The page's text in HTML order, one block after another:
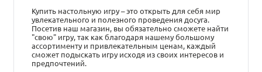
Купить настольную игру – это открыть для себя мир
увлекательного и полезного проведения досуга.
Посетив наш магазин, вы обязательно сможете найти
"свою" игру, так как благодаря нашему большому
ассортименту и привлекательным ценам, каждый
сможет подыскать игру исходя из своих интересов и
предпочтений.